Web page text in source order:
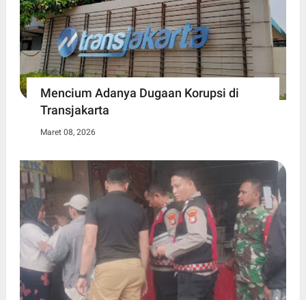
Mencium Adanya Dugaan Korupsi di
Transjakarta
Maret 08, 2026